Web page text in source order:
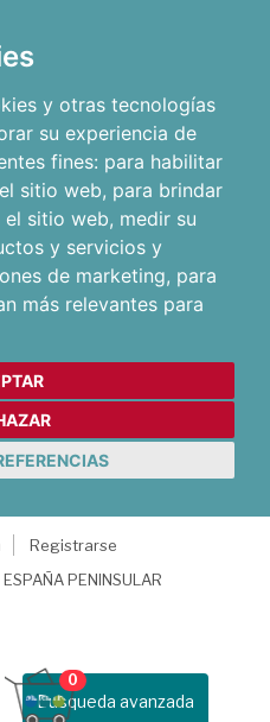
y otras tecnologías
su experiencia de
fines: para habilitar
sitio web, para brindar
el sitio web, medir su
y servicios y
de marketing, para
más relevantes para
Registrarse
ESPAÑA PENINSULAR
Busqueda avanzada
0